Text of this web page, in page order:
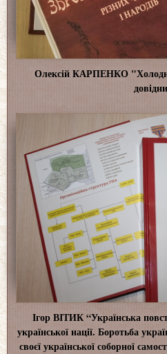
Олексій КАРПЕНКО
Ігор ВІТИК “Українська
української нації. Боротьба
своєї української соборної